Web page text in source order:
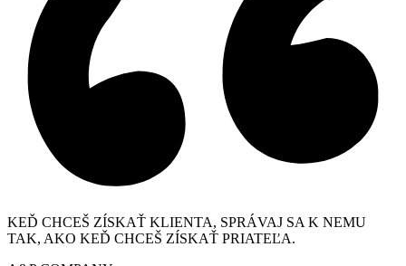
KEĎ CHCEŠ ZÍSKAŤ KLIENTA, SPRÁVAJ SA K NEMU
TAK, AKO KEĎ CHCEŠ ZÍSKAŤ PRIATEĽA.